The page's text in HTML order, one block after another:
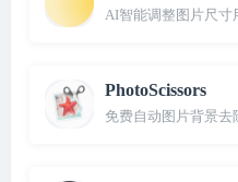
AI智能调整图片尺寸
PhotoScissors
免费自动图片背景去